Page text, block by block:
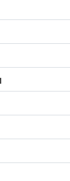
auswählen